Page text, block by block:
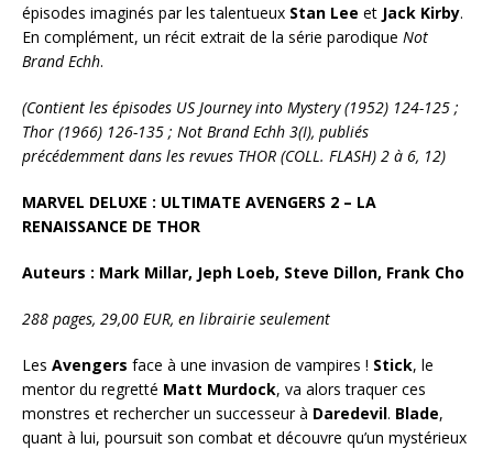
épisodes imaginés par les talentueux Stan Lee et Jack Kirby.
En complément, un récit extrait de la série parodique Not
Brand Echh.
(Contient les épisodes US Journey into Mystery (1952) 124-125 ;
Thor (1966) 126-135 ; Not Brand Echh 3(I), publiés
précédemment dans les revues THOR (COLL. FLASH) 2 à 6, 12)
MARVEL DELUXE : ULTIMATE AVENGERS 2 – LA
RENAISSANCE DE THOR
Auteurs : Mark Millar, Jeph Loeb, Steve Dillon, Frank Cho
288 pages, 29,00 EUR, en librairie seulement
Les Avengers face à une invasion de vampires ! Stick, le
mentor du regretté Matt Murdock, va alors traquer ces
monstres et rechercher un successeur à Daredevil. Blade,
quant à lui, poursuit son combat et découvre qu’un mystérieux